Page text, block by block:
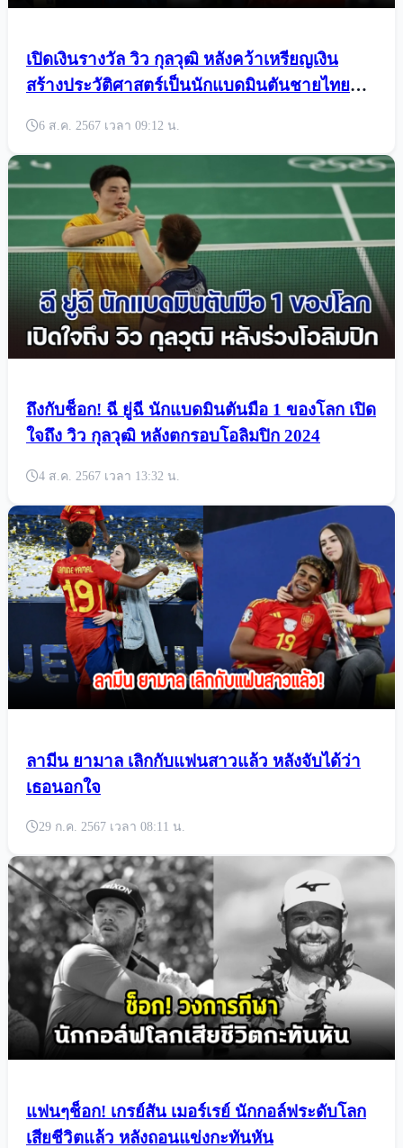
เปิดเงินรางวัล วิว กุลวุฒิ หลังคว้าเหรียญเงิน
สร้างประวัติศาสตร์เป็นนักแบดมินตันชายไทยคน
6 ส.ค. 2567 เวลา 09:12 น.
ถึงกับช็อก! ฉี ยู่ฉี นักแบดมินตันมือ 1 ของโลก เปิด
ใจถึง วิว กุลวุฒิ หลังตกรอบโอลิมปิก 2024
4 ส.ค. 2567 เวลา 13:32 น.
ลามีน ยามาล เลิกกับแฟนสาวแล้ว หลังจับได้ว่า
เธอนอกใจ
29 ก.ค. 2567 เวลา 08:11 น.
แฟนๆช็อก! เกรย์สัน เมอร์เรย์ นักกอล์ฟระดับโลก
เสียชีวิตแล้ว หลังถอนแข่งกะทันหัน